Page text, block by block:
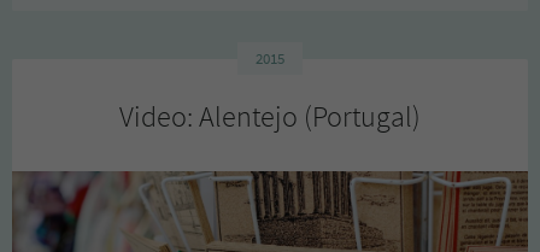
2015
Video: Alentejo (Portugal)